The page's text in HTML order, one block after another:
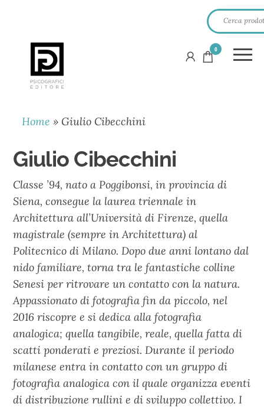
PSICOGRAFICI
EDITORE
0
Home » Giulio Cibecchini
Giulio Cibecchini
Classe ’94, nato a Poggibonsi, in provincia di
Siena, consegue la laurea triennale in
Architettura all’Università di Firenze, quella
magistrale (sempre in Architettura) al
Politecnico di Milano. Dopo due anni lontano dal
nido familiare, torna tra le fantastiche colline
Senesi per ritrovare un contatto con la natura.
Appassionato di fotografia fin da piccolo, nel
2016 riscopre e si dedica alla fotografia
analogica; quella tangibile, reale, quella fatta di
scatti ponderati e preziosi. Durante il periodo
milanese entra in contatto con un gruppo di
fotografia analogica con il quale organizza eventi
di distribuzione rullini e di sviluppo collettivo. I